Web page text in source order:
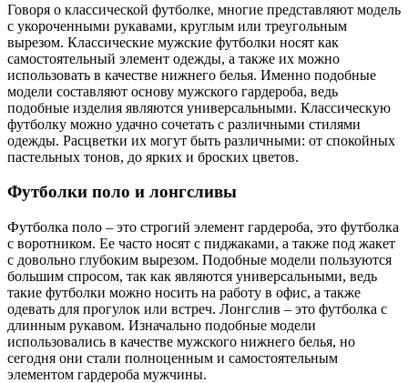
Говоря о классической футболке, многие представляют модель
с укороченными рукавами, круглым или треугольным
вырезом. Классические мужские футболки носят как
самостоятельный элемент одежды, а также их можно
использовать в качестве нижнего белья. Именно подобные
модели составляют основу мужского гардероба, ведь
подобные изделия являются универсальными. Классическую
футболку можно удачно сочетать с различными стилями
одежды. Расцветки их могут быть различными: от спокойных
пастельных тонов, до ярких и броских цветов.
Футболки поло и лонгсливы
Футболка поло – это строгий элемент гардероба, это футболка
с воротником. Ее часто носят с пиджаками, а также под жакет
с довольно глубоким вырезом. Подобные модели пользуются
большим спросом, так как являются универсальными, ведь
такие футболки можно носить на работу в офис, а также
одевать для прогулок или встреч. Лонгслив – это футболка с
длинным рукавом. Изначально подобные модели
использовались в качестве мужского нижнего белья, но
сегодня они стали полноценным и самостоятельным
элементом гардероба мужчины.